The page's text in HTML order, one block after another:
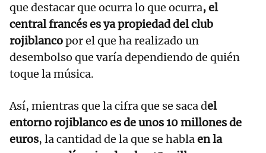
que destacar que ocurra lo que ocurra, el
central francés es ya propiedad del club
rojiblancopor el que ha realizado un
desembolso que varía dependiendo de quién
toque la música.
Así, mientras que la cifra que se saca del
entorno rojiblanco es de unos 10 millones de
euros, la cantidad de la que se hablaen la